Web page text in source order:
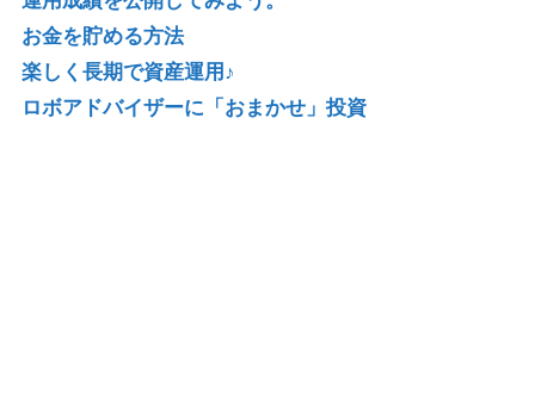
お金を貯める方法
楽しく長期で資産運用♪
ロボアドバイザーに「おまかせ」投資